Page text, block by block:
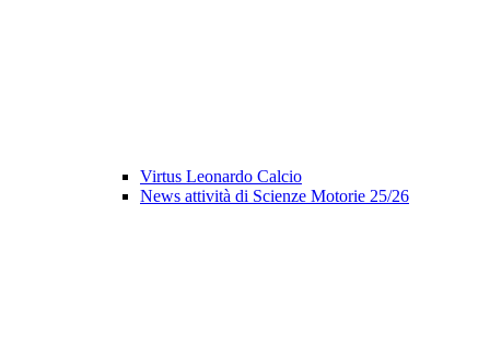
Virtus Leonardo Calcio
News attività di Scienze Motorie 25/26